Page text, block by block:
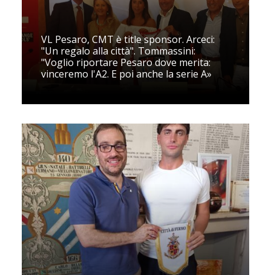
VL Pesaro, CMT è title sponsor. Arceci:
"Un regalo alla città". Tommassini:
"Voglio riportare Pesaro dove merita:
vinceremo l'A2. E poi anche la serie A»